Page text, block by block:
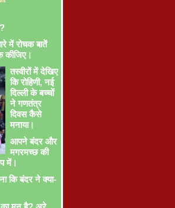
में रोचक बातें
कीजिए।
तस्वीरों में देखिए
कि रोहिणी, नई
दिल्ली के बच्चों
ने गणतंत्र
दिवस कैसे
मनाया।
आपने बंदर और
मगरमच्छ की
में।
कि बंदर ने क्या-